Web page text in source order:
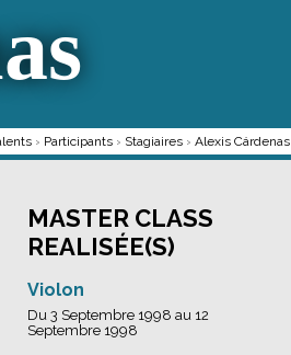
› Participants › Stagiaires › Alexis Cárdenas
MASTER CLASS
REALISÉE(S)
Violon
Du 3 Septembre 1998 au 12
Septembre 1998